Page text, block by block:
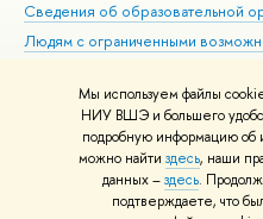
Мы используем файлы
НИУ ВШЭ и большего
подробную информацию об
можно найти здесь, наши
данных –здесь.
подтверждаете, что
Сведения об образовательной
Людям с ограниченными
Работа в Вышке